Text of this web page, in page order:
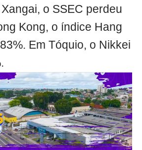
o SSEC perdeu
Kong, o índice Hang
Em Tóquio, o Nikkei